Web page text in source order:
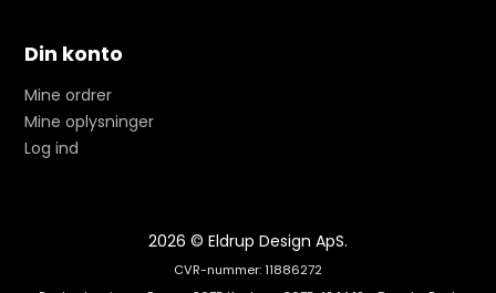
Din konto
Mine ordrer
Mine oplysninger
Log ind
2026 © Eldrup Design ApS.
CVR-nummer: 11886272